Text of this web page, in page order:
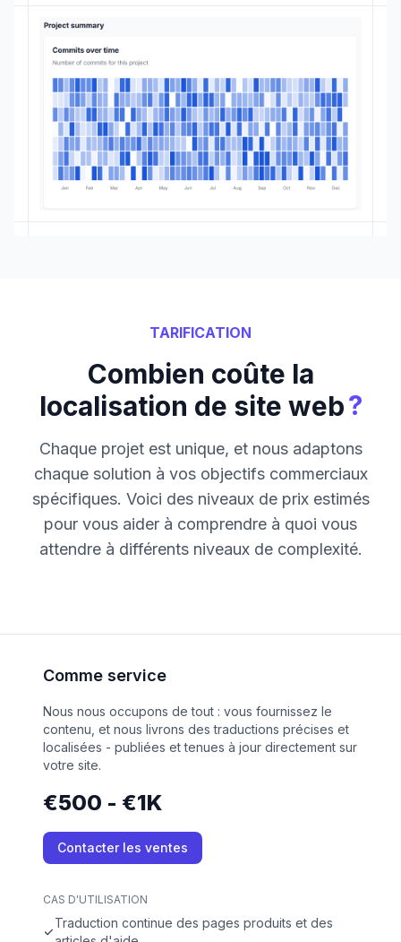
TARIFICATION
Combien coûte la
localisation de site web?
Chaque projet est unique, et nous adaptons
chaque solution à vos objectifs commerciaux
spécifiques. Voici des niveaux de prix estimés
pour vous aider à comprendre à quoi vous
attendre à différents niveaux de complexité.
Comme service
Nous nous occupons de tout : vous fournissez le
contenu, et nous livrons des traductions précises et
localisées - publiées et tenues à jour directement sur
votre site.
€500 - €1K
Contacter les ventes
CAS D'UTILISATION
Traduction continue des pages produits et des